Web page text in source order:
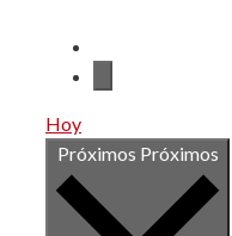
Hoy
Próximos Próximos